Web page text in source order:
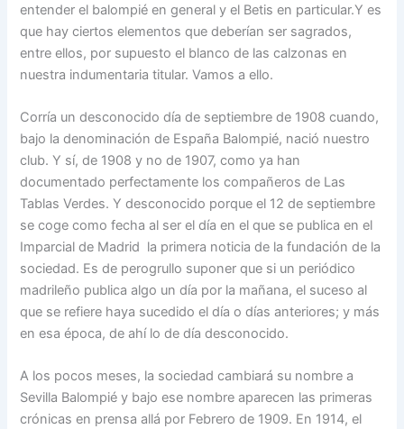
entender el balompié en general y el Betis en particular.Y es
que hay ciertos elementos que deberían ser sagrados,
entre ellos, por supuesto el blanco de las calzonas en
nuestra indumentaria titular. Vamos a ello.
Corría un desconocido día de septiembre de 1908 cuando,
bajo la denominación de España Balompié, nació nuestro
club. Y sí, de 1908 y no de 1907, como ya han
documentado perfectamente los compañeros de Las
Tablas Verdes. Y desconocido porque el 12 de septiembre
se coge como fecha al ser el día en el que se publica en el
Imparcial de Madrid la primera noticia de la fundación de la
sociedad. Es de perogrullo suponer que si un periódico
madrileño publica algo un día por la mañana, el suceso al
que se refiere haya sucedido el día o días anteriores; y más
en esa época, de ahí lo de día desconocido.
A los pocos meses, la sociedad cambiará su nombre a
Sevilla Balompié y bajo ese nombre aparecen las primeras
crónicas en prensa allá por Febrero de 1909. En 1914, el